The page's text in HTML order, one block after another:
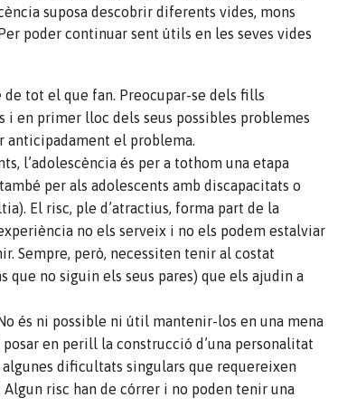
suposa descobrir diferents vides, mons
poder continuar sent útils en les seves vides
tot el que fan. Preocupar-se dels fills
i en primer lloc dels seus possibles problemes
anticipadament el problema.
l’adolescència és per a tothom una etapa
per als adolescents amb discapacitats o
El risc, ple d’atractius, forma part de la
no els serveix i no els podem estalviar
Sempre, però, necessiten tenir al costat
no siguin els seus pares) que els ajudin a
és ni possible ni útil mantenir-los en una mena
en perill la construcció d’una personalitat
dificultats singulars que requereixen
risc han de córrer i no poden tenir una